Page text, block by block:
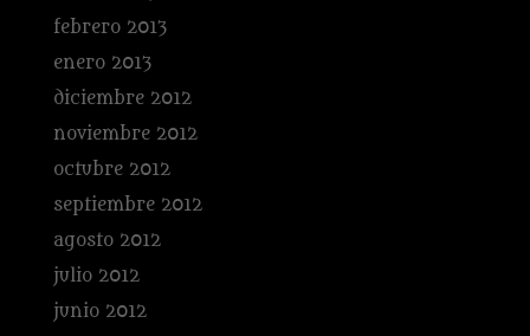
febrero 2013
enero 2013
diciembre 2012
noviembre 2012
octubre 2012
septiembre 2012
agosto 2012
julio 2012
junio 2012